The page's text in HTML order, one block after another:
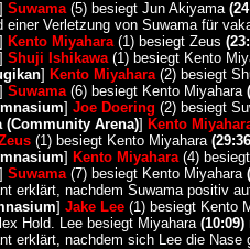
] Suwama(5) besiegt Jun Akiyama
Verletzung von Suwama für
] Kento Miyahara(1) besiegt Zeus
] Shuji Ishikawa(1) besiegt Kento
] Kento Miyahara(2) besiegt
] Suwama(6) besiegt Kento Miyahara
] Joe Doering (2) besiegt
(Community Arena)] Kento
(1) besiegt Kento Miyahara
] Kento Miyahara(4)
] Suwama(7) besiegt Kento Miyahara
erklärt, nachdem Suwama positiv
] Jake Lee(1) besiegt Kento
Hold. Lee besiegt Miyahara(10:09)
erklärt, nachdem sich Lee die Nase